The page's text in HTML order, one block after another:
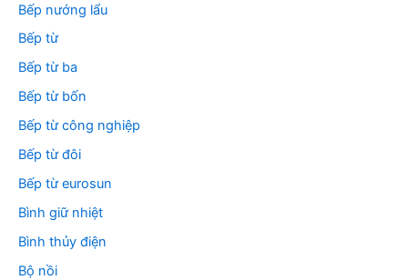
Bếp nướng lẩu
Bếp từ
Bếp từ ba
Bếp từ bốn
Bếp từ công nghiệp
Bếp từ đôi
Bếp từ eurosun
Bình giữ nhiệt
Bình thủy điện
Bộ nồi